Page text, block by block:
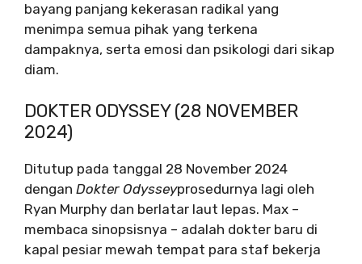
bayang panjang kekerasan radikal yang
menimpa semua pihak yang terkena
dampaknya, serta emosi dan psikologi dari sikap
diam.
DOKTER ODYSSEY (28 NOVEMBER
2024)
Ditutup pada tanggal 28 November 2024
dengan Dokter Odysseyprosedurnya lagi oleh
Ryan Murphy dan berlatar laut lepas. Max –
membaca sinopsisnya – adalah dokter baru di
kapal pesiar mewah tempat para staf bekerja